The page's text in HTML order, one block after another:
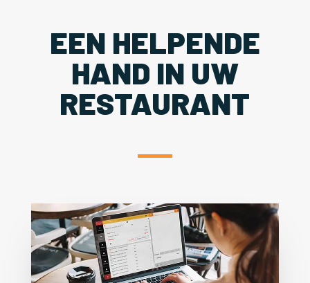
EEN HELPENDE
HAND IN UW
RESTAURANT